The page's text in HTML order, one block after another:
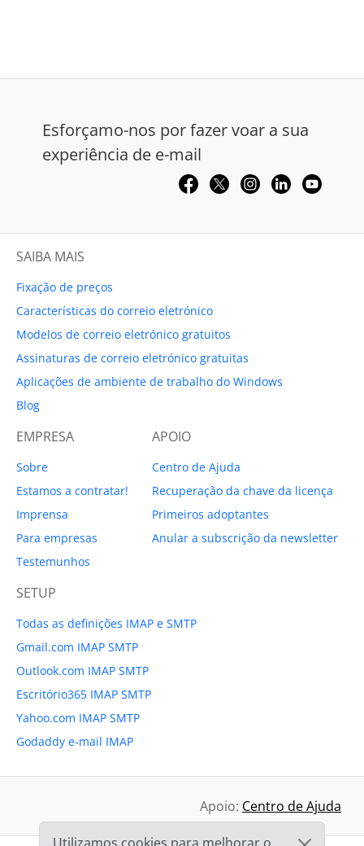
Esforçamo-nos por fazer voar a sua
experiência de e-mail
SAIBA MAIS
Fixação de preços
Características do correio eletrónico
Modelos de correio eletrónico gratuitos
Assinaturas de correio eletrónico gratuitas
Aplicações de ambiente de trabalho do Windows
Blog
EMPRESA
Sobre
Estamos a contratar!
Imprensa
Para empresas
Testemunhos
APOIO
Centro de Ajuda
Recuperação da chave da licença
Primeiros adoptantes
Anular a subscrição da newsletter
SETUP
Todas as definições IMAP e SMTP
Gmail.com IMAP SMTP
Outlook.com IMAP SMTP
Escritório365 IMAP SMTP
Yahoo.com IMAP SMTP
Godaddy e-mail IMAP
Apoio: Centro de Ajuda